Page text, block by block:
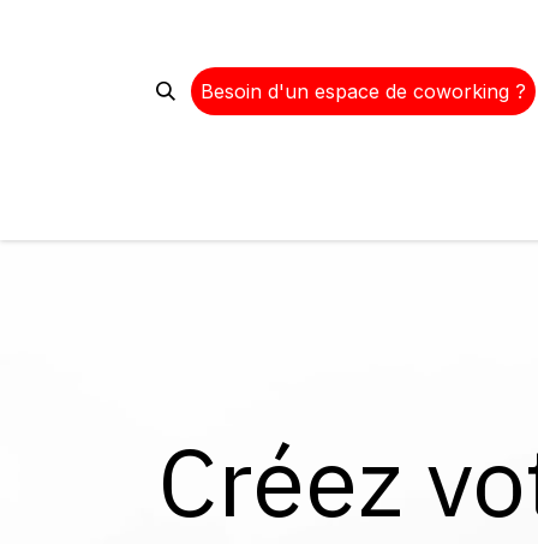
Besoin d'un espace de coworking ?
Créez